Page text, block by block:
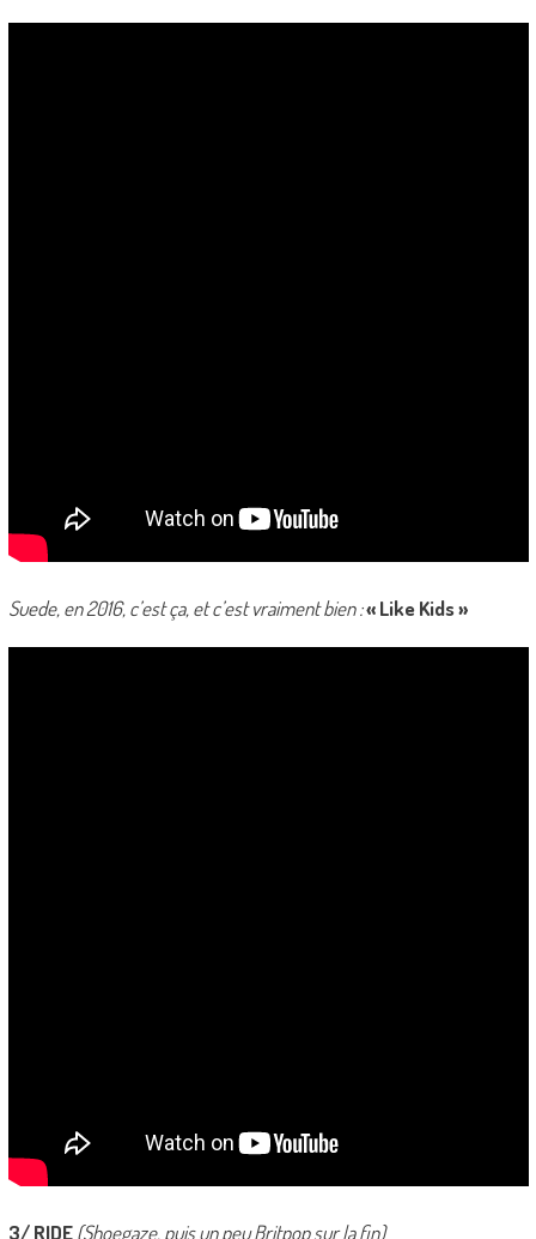
Suede, en 2016, c’est ça, et c’est vraiment bien :« Like Kids »
3/ RIDE(Shoegaze, puis un peu Britpop sur la fin)